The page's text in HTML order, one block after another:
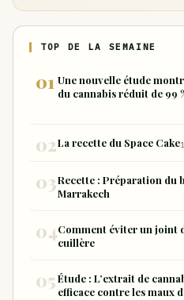
TOP DE LA SEMAINE
Une nouvelle étude
du cannabis réduit de 99
La recette du Space Cake
Recette : Préparation du
Marrakech
Comment éviter un joint
cuillère
Étude : L’extrait de
efficace contre les maux